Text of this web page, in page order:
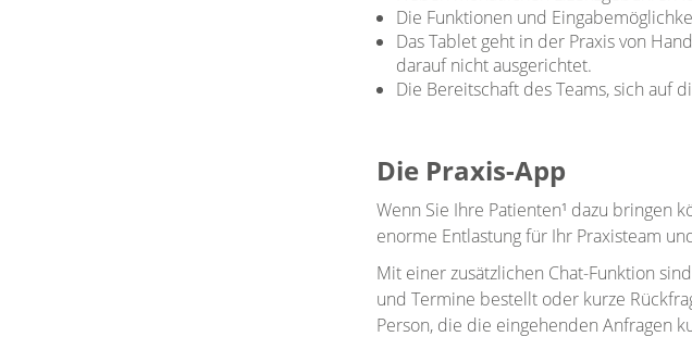
Die Funktionen und
Das Tablet geht in der Praxis von
darauf nicht ausgerichtet.
Die Bereitschaft des Teams, sich auf
Die Praxis-App
Wenn Sie Ihre Patienten¹ dazu bringen
enorme Entlastung für Ihr Praxisteam
Mit einer zusätzlichen Chat-Funktion
und Termine bestellt oder kurze
Person, die die eingehenden Anfragen